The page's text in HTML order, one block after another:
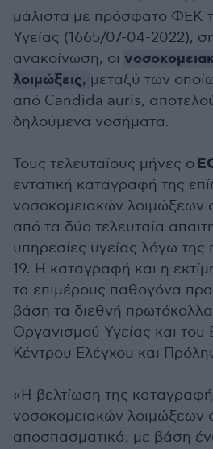
μάλιστα με πρόσφατο ΦΕΚ
Υγείας (1665/07-04-2022),
ανακοίνωση, οι
λοιμώξεις, μεταξύ των
από Candida auris,
δηλούμενα νοσήματα.
Τους τελευταίους μήνες ο
εντατική καταγραφή της
νοσοκομειακών λοιμώξεων
από τα δύο τελευταία
υπηρεσίες υγείας λόγω της
19. Η καταγραφή και η
τα επιμέρους παθογόνα
βάση τα διεθνή
Οργανισμού Υγείας και του
Κέντρου Ελέγχου και
«Η βελτίωση της
νοσοκομειακών λοιμώξεων
αποσπασματικά, με βάση